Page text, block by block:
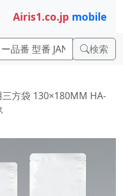
Airis1.co.jp mobile
検索
方袋 130×180MM HA-